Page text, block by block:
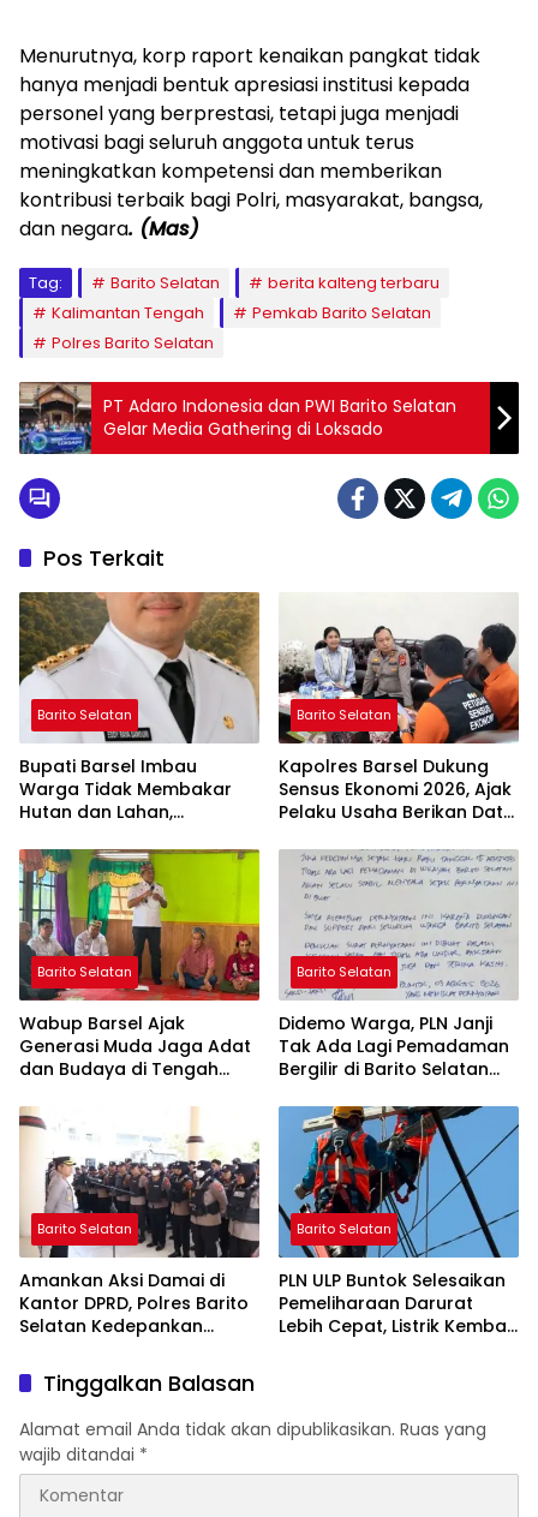
‎Menurutnya, korp raport kenaikan pangkat tidak
hanya menjadi bentuk apresiasi institusi kepada
personel yang berprestasi, tetapi juga menjadi
motivasi bagi seluruh anggota untuk terus
meningkatkan kompetensi dan memberikan
kontribusi terbaik bagi Polri, masyarakat, bangsa,
dan negara. (Mas)
Tag: Barito Selatan
berita kalteng terbaru
Kalimantan Tengah
Pemkab Barito Selatan
Polres Barito Selatan
PT Adaro Indonesia dan PWI Barito Selatan
Gelar Media Gathering di Loksado
Pos Terkait
Barito Selatan
Bupati Barsel Imbau
Warga Tidak Membakar
Hutan dan Lahan,
Bebas Kabut Asap
Barito Selatan
Kapolres Barsel Dukung
Sensus Ekonomi 2026, Ajak
Pelaku Usaha Berikan Data
Barito Selatan
Wabup Barsel Ajak
Generasi Muda Jaga Adat
dan Budaya di Tengah
Barito Selatan
Didemo Warga, PLN Janji
Tak Ada Lagi Pemadaman
Bergilir di Barito Selatan
Barito Selatan
Amankan Aksi Damai di
Kantor DPRD, Polres Barito
Selatan Kedepankan
Barito Selatan
PLN ULP Buntok Selesaikan
Pemeliharaan Darurat
Lebih Cepat, Listrik Kembali
Tinggalkan Balasan
Alamat email Anda tidak akan dipublikasikan. Ruas yang
wajib ditandai *